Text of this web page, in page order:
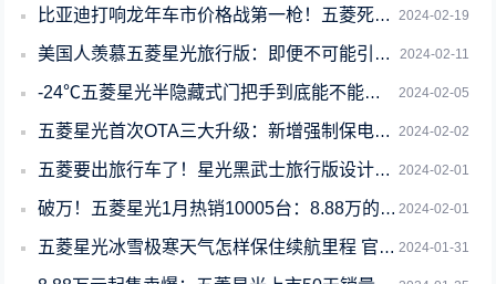
2024-02-19
比亚迪打响龙年车市价格战第一枪！五菱死磕：星光顶配降至9.98万
2024-02-11
美国人羡慕五菱星光旅行版：即便不可能引进、也希望能量产
2024-02-05
-24℃五菱星光半隐藏式门把手到底能不能防冻 官方实测来了
2024-02-02
五菱星光首次OTA三大升级：新增强制保电记忆功能 减少重复操作
2024-02-01
五菱要出旅行车了！星光黑武士旅行版设计图首曝：颜值巅峰
2024-02-01
破万！五菱星光1月热销10005台：8.88万的插混轿车卖疯了
2024-01-31
五菱星光冰雪极寒天气怎样保住续航里程 官方回应来了